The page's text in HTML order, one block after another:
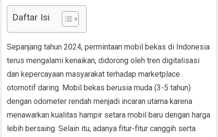
Daftar Isi
Sepanjang tahun 2024, permintaan mobil bekas di Indonesia
terus mengalami kenaikan, didorong oleh tren digitalisasi
dan kepercayaan masyarakat terhadap marketplace
otomotif daring. Mobil bekas berusia muda (3-5 tahun)
dengan odometer rendah menjadi incaran utama karena
menawarkan kualitas hampir setara mobil baru dengan harga
lebih bersaing. Selain itu, adanya fitur-fitur canggih serta